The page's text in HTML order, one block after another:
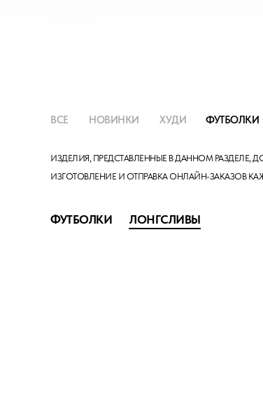
ФУТБОЛКИ
ХУДИ
НОВИНКИ
ВСЕ
ИЗДЕЛИЯ, ПРЕДСТАВЛЕННЫЕ В ДАННОМ РАЗДЕЛЕ,
ИЗГОТОВЛЕНИЕ И ОТПРАВКА ОНЛАЙН-ЗАКАЗОВ
ЛОНГСЛИВЫ
ФУТБОЛКИ